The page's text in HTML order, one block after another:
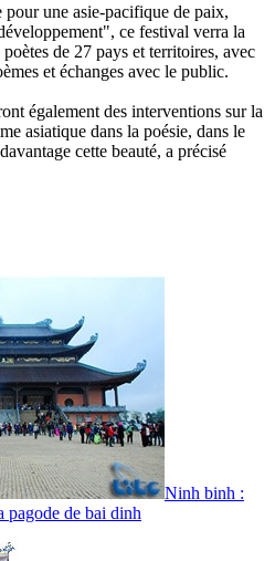
pour une asie-pacifique de paix,
ce festival verra la
de 27 pays et territoires, avec
et échanges avec le public.
également des interventions sur la
asiatique dans la poésie, dans le
cette beauté, a précisé
Ninh binh :
pagode de bai dinh